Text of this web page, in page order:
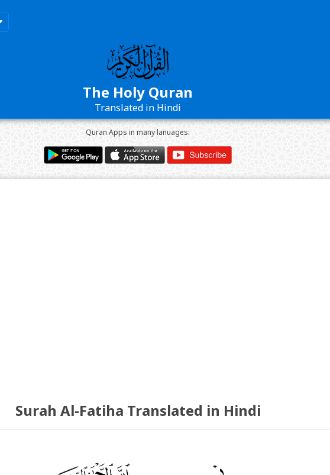
The Holy Quran
Translated in Hindi
Quran Apps in many lanuages:
Surah Al-Fatiha Translated in Hindi